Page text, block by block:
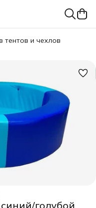
тентов и чехлов
голубой